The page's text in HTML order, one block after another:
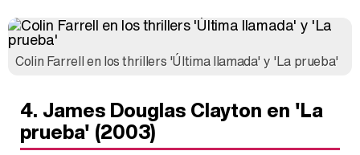
Colin Farrell en los thrillers 'Última llamada' y 'La prueba'
4. James Douglas Clayton en 'La
prueba' (2003)